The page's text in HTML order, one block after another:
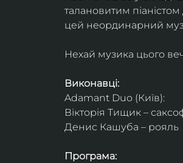
талановитим
цей неординарний
Нехай музика цього
Виконавці:
Adamant Duo (Київ):
Вікторія Тищик –
Денис Кашуба – рояль
Програма: